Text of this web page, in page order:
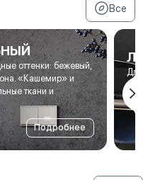
Все
оттенки: бежевый,
«Кашемир» и
ткани и
Подробнее
Для